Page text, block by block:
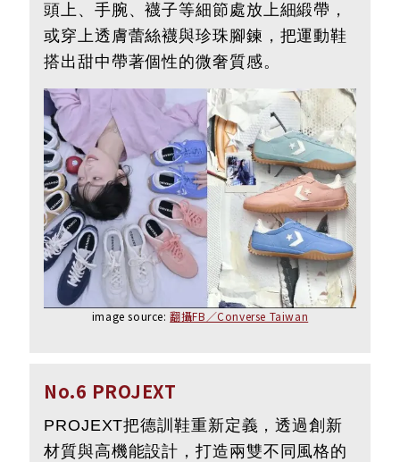
頭上、手腕、襪子等細節處放上細緞帶，
或穿上透膚蕾絲襪與珍珠腳鍊，把運動鞋
搭出甜中帶著個性的微奢質感。
image source: 翻攝FB／Converse Taiwan
No.6 PROJEXT
PROJEXT把德訓鞋重新定義，透過創新
材質與高機能設計，打造兩雙不同風格的